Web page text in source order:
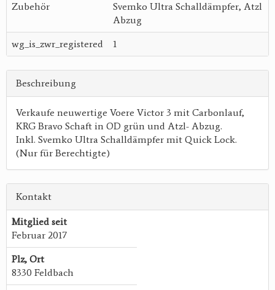
Zubehör
Svemko Ultra Schalldämpfer, Atzl
Abzug
wg_is_zwr_registered 1
Beschreibung
Verkaufe neuwertige Voere Victor 3 mit Carbonlauf,
KRG Bravo Schaft in OD grün und Atzl- Abzug.
Inkl. Svemko Ultra Schalldämpfer mit Quick Lock.
(Nur für Berechtigte)
Kontakt
Mitglied seit
Februar 2017
Plz, Ort
8330 Feldbach